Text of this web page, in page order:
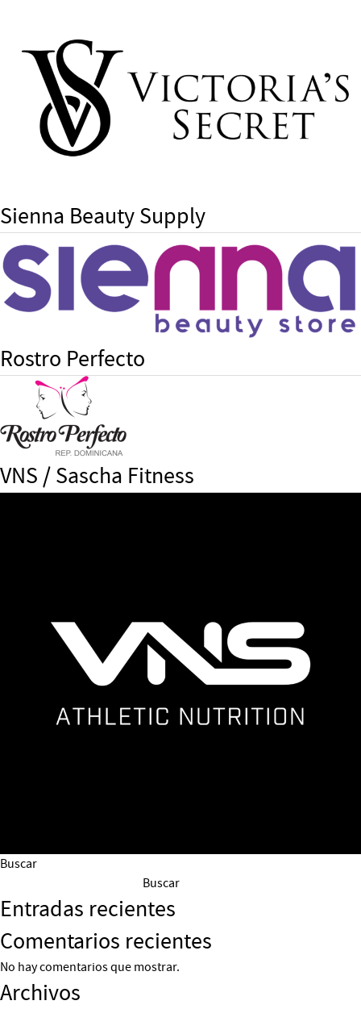
Sienna Beauty Supply
Rostro Perfecto
VNS / Sascha Fitness
Buscar
Buscar
Entradas recientes
Comentarios recientes
No hay comentarios que mostrar.
Archivos